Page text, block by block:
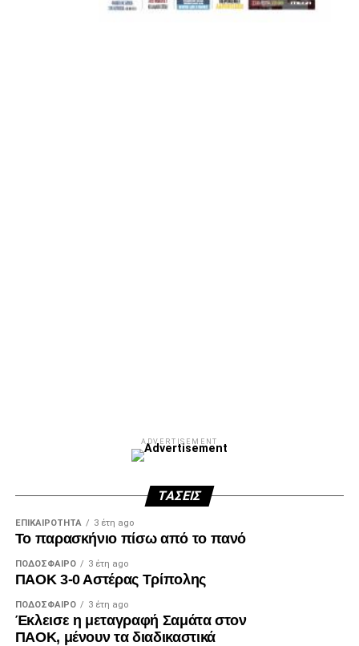
ADVERTISEMENT
ΤΆΣΕΙΣ
ΕΠΙΚΑΙΡΌΤΗΤΑ 3 έτη ago
Το παρασκήνιο πίσω από το πανό
ΠΟΔΌΣΦΑΙΡΟ 3 έτη ago
ΠΑΟΚ 3-0 Αστέρας Τρίπολης
ΠΟΔΌΣΦΑΙΡΟ 3 έτη ago
Έκλεισε η μεταγραφή Σαμάτα στον
ΠΑΟΚ, μένουν τα διαδικαστικά